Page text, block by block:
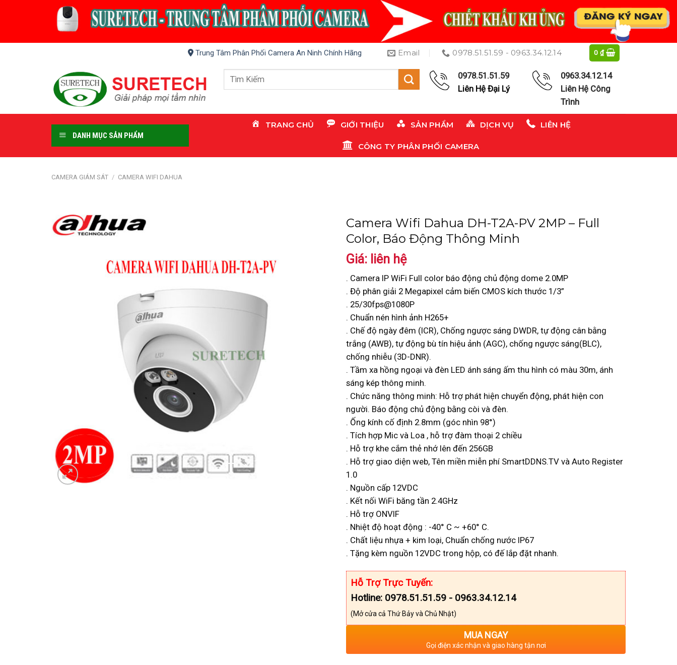
Trung Tâm Phân Phối Camera An Ninh Chính Hãng Email 0978.51.51.59 - 0963.34.12.14 0₫
Tìm
0978.51.51.59
Liên Hệ Đại Lý
0963.34.12.14
Liên Hệ Công
Trình
DANH MỤC SẢN PHẨM
TRANG CHỦ GIỚI THIỆU SẢN PHẨM DỊCH VỤ LIÊN HỆ
CÔNG TY PHÂN PHỐI CAMERA
CAMERA GIÁM SÁT / CAMERA WIFI DAHUA
Camera Wifi Dahua DH-T2A-PV 2MP – Full
Color, Báo Động Thông Minh
Giá: liên hệ
. Camera IP WiFi Full color báo động chủ động dome 2.0MP
. Độ phân giải 2 Megapixel cảm biến CMOS kích thước 1/3”
. 25/30fps@1080P
. Chuẩn nén hình ảnh H265+
. Chế độ ngày đêm (ICR), Chống ngược sáng DWDR, tự động cân bằng
trắng (AWB), tự động bù tín hiệu ảnh (AGC), chống ngược sáng(BLC),
chống nhiễu (3D-DNR).
. Tầm xa hồng ngoại và đèn LED ánh sáng ấm thu hình có màu 30m, ánh
sáng kép thông minh.
. Chức năng thông minh: Hỗ trợ phát hiện chuyển động, phát hiện con
người. Báo động chủ động bằng còi và đèn.
. Ống kính cố định 2.8mm (góc nhìn 98°)
. Tích hợp Mic và Loa , hỗ trợ đàm thoại 2 chiều
. Hỗ trợ khe cắm thẻ nhớ lên đến 256GB
. Hỗ trợ giao diện web, Tên miền miễn phí SmartDDNS.TV và Auto Register
1.0
. Nguồn cấp 12VDC
. Kết nối WiFi băng tần 2.4GHz
. Hỗ trợ ONVIF
. Nhiệt độ hoạt động : -40° C ~ +60° C.
. Chất liệu nhựa + kim loại, Chuẩn chống nước IP67
. Tặng kèm nguồn 12VDC trong hộp, có đế lắp đặt nhanh.
Hỗ Trợ Trực Tuyến:
Hotline: 0978.51.51.59 - 0963.34.12.14
(Mở cửa cả Thứ Bảy và Chủ Nhật)
MUA NGAY
Gọi điện xác nhận và giao hàng tận nơi